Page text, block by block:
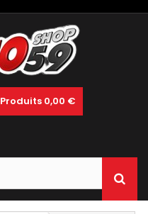
Produits 0,00 €